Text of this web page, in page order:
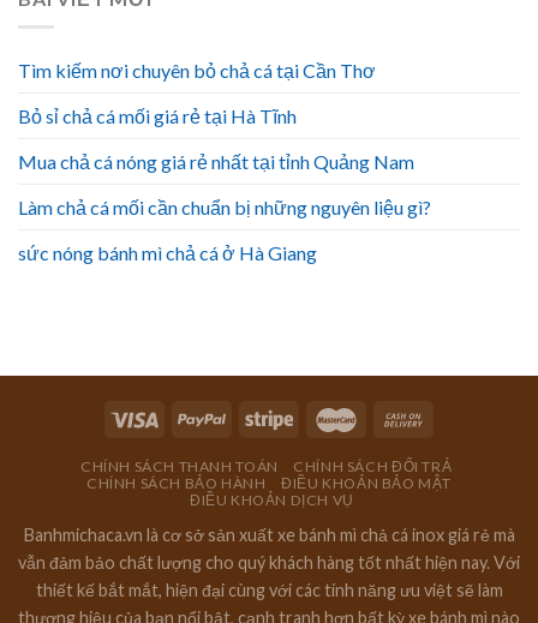
Tìm kiếm nơi chuyên bỏ chả cá tại Cần Thơ
Bỏ sỉ chả cá mối giá rẻ tại Hà Tĩnh
Mua chả cá nóng giá rẻ nhất tại tỉnh Quảng Nam
Làm chả cá mối cần chuẩn bị những nguyên liệu gì?
sức nóng bánh mì chả cá ở Hà Giang
CHÍNH SÁCH THANH TOÁN
CHÍNH SÁCH ĐỔI TRẢ
CHÍNH SÁCH BẢO HÀNH
ĐIỀU KHOẢN BẢO MẬT
ĐIỀU KHOẢN DỊCH VỤ
Banhmichaca.vn là cơ sở sản xuất xe bánh mì chả cá inox giá rẻ mà
vẫn đảm bảo chất lượng cho quý khách hàng tốt nhất hiện nay. Với
thiết kế bắt mắt, hiện đại cùng với các tính năng ưu việt sẽ làm
thương hiệu của bạn nổi bật, cạnh tranh hơn bất kỳ xe bánh mì nào